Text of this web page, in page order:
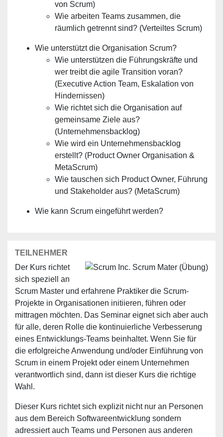
von Scrum)
Wie arbeiten Teams zusammen, die
räumlich getrennt sind? (Verteiltes Scrum)
Wie unterstützt die Organisation Scrum?
Wie unterstützen die Führungskräfte und
wer treibt die agile Transition voran?
(Executive Action Team, Eskalation von
Hindernissen)
Wie richtet sich die Organisation auf
gemeinsame Ziele aus?
(Unternehmensbacklog)
Wie wird ein Unternehmensbacklog
erstellt? (Product Owner Organisation &
MetaScrum)
Wie tauschen sich Product Owner, Führung
und Stakeholder aus? (MetaScrum)
Wie kann Scrum eingeführt werden?
TEILNEHMER
Der Kurs richtet
sich speziell an
Scrum Master und erfahrene Praktiker die Scrum-
Projekte in Organisationen initiieren, führen oder
mittragen möchten. Das Seminar eignet sich aber auch
für alle, deren Rolle die kontinuierliche Verbesserung
eines Entwicklungs-Teams beinhaltet. Wenn Sie für
die erfolgreiche Anwendung und/oder Einführung von
Scrum in einem Projekt oder einem Unternehmen
verantwortlich sind, dann ist dieser Kurs die richtige
Wahl.
Dieser Kurs richtet sich explizit nicht nur an Personen
aus dem Bereich Softwareentwicklung sondern
adressiert auch Teams und Personen aus anderen